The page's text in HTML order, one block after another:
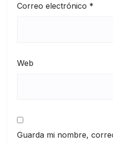
Correo electrónico *
Web
Guarda mi nombre,